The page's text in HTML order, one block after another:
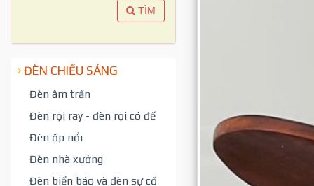
TÌM
ĐÈN CHIẾU SÁNG
Đèn âm trần
Đèn rọi ray - đèn rọi có đế
Đèn ốp nổi
Đèn nhà xưởng
Đèn biển báo và đèn sự cố